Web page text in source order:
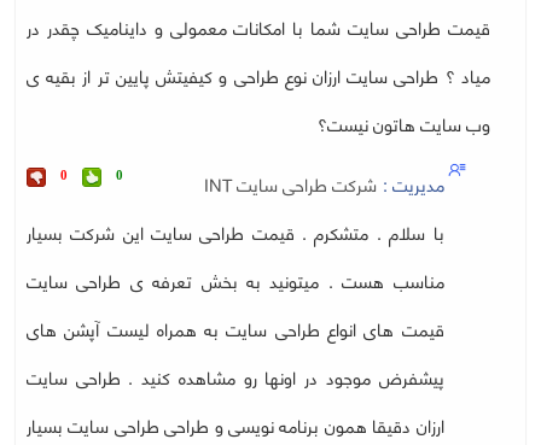
قیمت طراحی سایت شما با امکانات معمولی و داینامیک چقدر در
میاد ؟ طراحی سایت ارزان نوع طراحی و کیفیتش پایین تر از بقیه ی
وب سایت هاتون نیست؟
مدیریت : شرکت طراحی سایت INT 0
0
با سلام . متشکرم . قیمت طراحی سایت این شرکت بسیار
مناسب هست . میتونید به بخش تعرفه ی طراحی سایت
قیمت های انواع طراحی سایت به همراه لیست آپشن های
پیشفرض موجود در اونها رو مشاهده کنید . طراحی سایت
ارزان دقیقا همون برنامه نویسی و طراحی طراحی سایت بسیار